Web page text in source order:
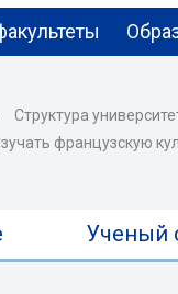
Структура
французскую
Ученый